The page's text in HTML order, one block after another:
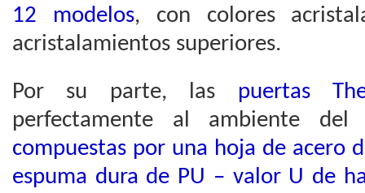
12 modelos, con colores
acristalamientos superiores.
Por su parte, las puertas
perfectamente al ambiente
compuestas por una hoja de acero
espuma dura de PU – valor U de